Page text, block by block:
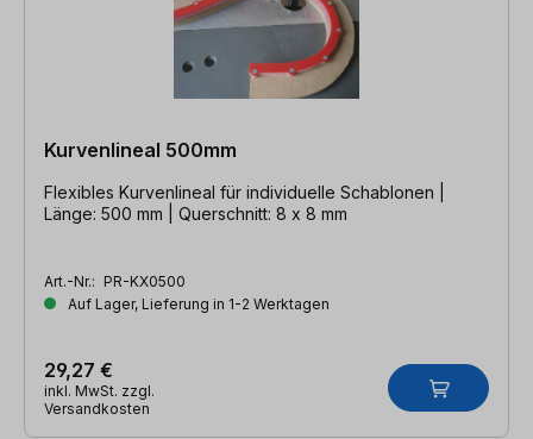
Kurvenlineal 500mm
Flexibles Kurvenlineal für individuelle Schablonen |
Länge: 500 mm | Querschnitt: 8 x 8 mm
Art.-Nr.: PR-KX0500
Auf Lager, Lieferung in 1-2 Werktagen
29,27 €
inkl. MwSt. zzgl.
Versandkosten